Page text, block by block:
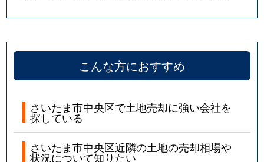
こんな方におすすめ
さいたま市中央区で土地売却に強い会社を
探している
さいたま市中央区近隣の土地の売却相場や
状況について知りたい